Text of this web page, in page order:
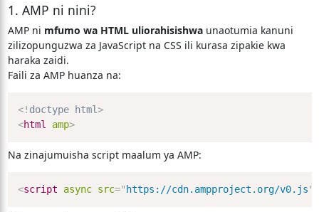
1. AMP ni nini?
AMP ni mfumo wa HTML uliorahisishwaunaotumia kanuni
zilizopunguzwa za JavaScript na CSS ili kurasa zipakie kwa
haraka zaidi.
Faili za AMP huanza na:
<! doctype html>
<html amp>
Na zinajumuisha script maalum ya AMP:
<script async src=" https://cdn.ampproject.org/v0.js"